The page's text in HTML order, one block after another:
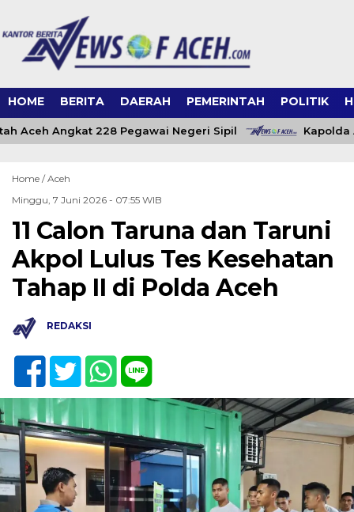
HOME BERITA DAERAH PEMERINTAH POLITIK
Aceh Angkat 228 Pegawai Negeri Sipil Kapolda
Home /Aceh
Minggu, 7 Juni 2026 - 07:55 WIB
11 Calon Taruna dan Taruni
Akpol Lulus Tes Kesehatan
Tahap II di Polda Aceh
REDAKSI